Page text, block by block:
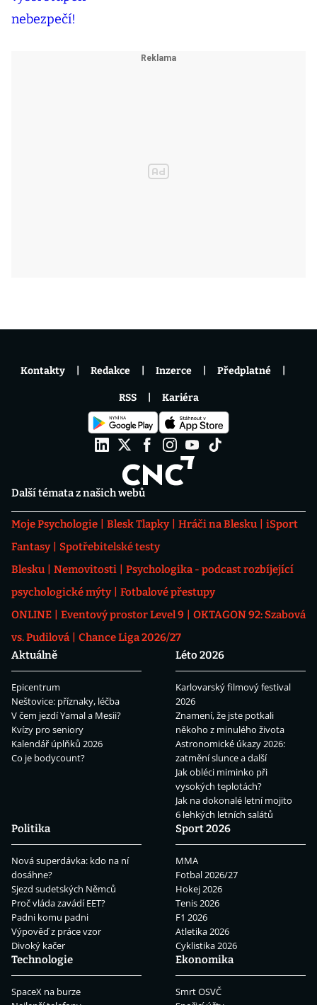
Další témata z našich webů
Moje Psychologie Blesk Tlapky Hráči na Blesku
iSport
Fantasy
Spotřebitelské testy
Blesku
Nemovitosti
Psychologika - podcast rozbíjející
psychologické mýty
Fotbalové přestupy
ONLINE
Eventový prostor Level 9
OKTAGON 92: Szabová
vs. Pudilová
Chance Liga 2026/27
Aktuálně
Epicentrum
Neštovice: příznaky, léčba
V čem jezdí Yamal a Mesii?
Kvízy pro seniory
Kalendář úplňků 2026
Co je bodycount?
Léto 2026
Karlovarský filmový festival
2026
Znamení, že jste potkali
někoho z minulého života
Astronomické úkazy 2026:
zatmění slunce a další
Jak obléci miminko při
vysokých teplotách?
Jak na dokonalé letní mojito
6 lehkých letních salátů
Politika
Nová superdávka: kdo na ní
dosáhne?
Sjezd sudetských Němců
Proč vláda zavádí EET?
Padni komu padni
Výpověď z práce vzor
Divoký kačer
Sport 2026
MMA
Fotbal 2026/27
Hokej 2026
Tenis 2026
F1 2026
Atletika 2026
Cyklistika 2026
Technologie
SpaceX na burze
Ekonomika
Smrt OSVČ
Kontakty Redakce Inzerce Předplatné
RSS Kariéra